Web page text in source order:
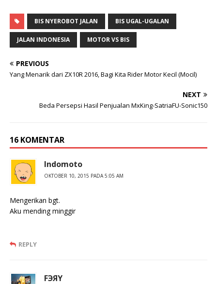
BIS NYEROBOT JALAN BIS UGAL-UGALAN
JALAN INDONESIA MOTOR VS BIS
PREVIOUS
Yang Menarik dari ZX10R 2016, Bagi Kita Rider Motor Kecil (Mocil)
NEXT
Beda Persepsi Hasil Penjualan MxKing-SatriaFU-Sonic150
16 KOMENTAR
Indomoto
OKTOBER 10, 2015 PADA 5:05 AM
Mengerikan bgt.
Aku mending minggir
REPLY
FЭЯY